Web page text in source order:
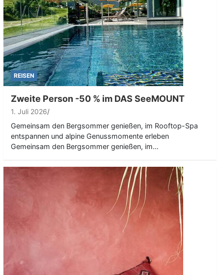
REISEN
Zweite Person -50 % im DAS SeeMOUNT
1. Juli 2026
Gemeinsam den Bergsommer genießen, im Rooftop-Spa
entspannen und alpine Genussmomente erleben
Gemeinsam den Bergsommer genießen, im…